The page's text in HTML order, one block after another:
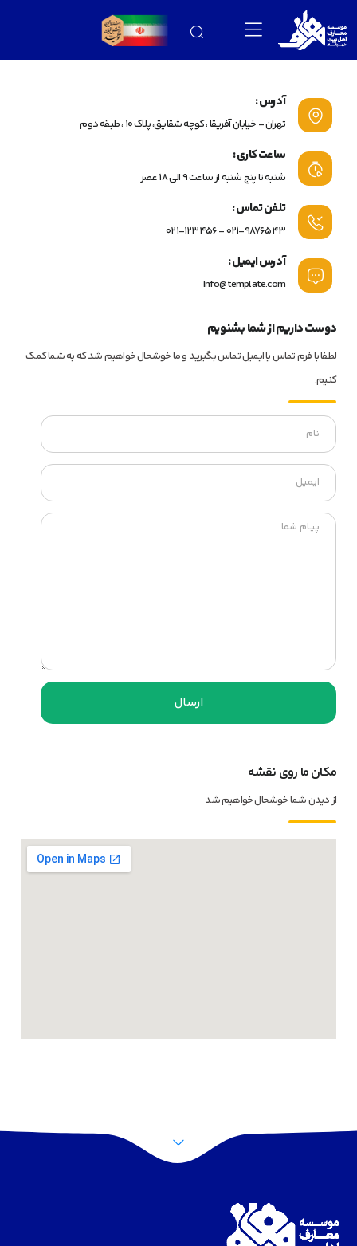
آدرس :
تهران - خیابان آفریقا ، کوچه شقایق، پلاک 10 ، طبقه دوم
ساعت کاری :
شنبه تا پنج شنبه از ساعت 9 الی ۱۸ عصر
تلفن تماس :
021-9876543 - 021-123456
آدرس ایمیل :
Info@template.com
دوست داریم از شما بشنویم
لطفا با فرم تماس یا ایمیل تماس بگیرید و ما خوشحال خواهیم شد که به شما کمک
کنیم.
ارسال
مکان ما روی نقشه
از دیدن شما خوشحال خواهیم شد